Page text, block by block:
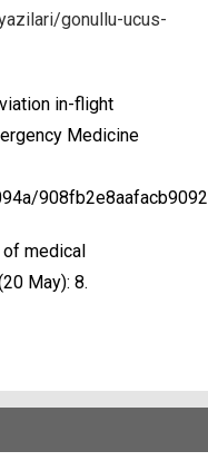
gonullu-ucus-
in-flight
Medicine
of medical
May): 8.